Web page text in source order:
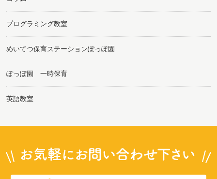
プログラミング教室
めいてつ保育ステーションぽっぽ園
ぽっぽ園 一時保育
英語教室